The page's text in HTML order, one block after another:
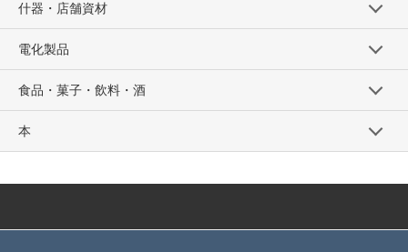
什器・店舗資材
電化製品
食品・菓子・飲料・酒
本